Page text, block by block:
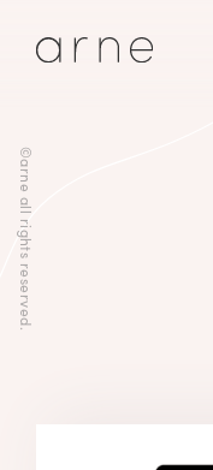
©arne all rights reserved.